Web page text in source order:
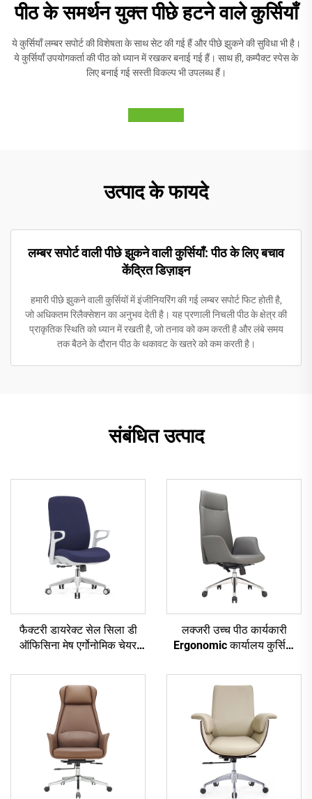
पीठ के समर्थन युक्त पीछे हटने वाले कुर्सियाँ
ये कुर्सियाँ लम्बर सपोर्ट की विशेषता के साथ सेट की गई हैं और पीछे झुकने की सुविधा भी है।
ये कुर्सियाँ उपयोगकर्ता की पीठ को ध्यान में रखकर बनाई गई हैं। साथ ही, कम्पैक्ट स्पेस के
लिए बनाई गई सस्ती विकल्प भी उपलब्ध हैं।
उत्पाद के फायदे
लम्बर सपोर्ट वाली पीछे झुकने वाली कुर्सियाँ: पीठ के लिए बचाव
केंद्रित डिज़ाइन
हमारी पीछे झुकने वाली कुर्सियों में इंजीनियरिंग की गई लम्बर सपोर्ट फिट होती है,
जो अधिकतम रिलैक्सेशन का अनुभव देती है। यह प्रणाली निचली पीठ के क्षेत्र की
प्राकृतिक स्थिति को ध्यान में रखती है, जो तनाव को कम करती है और लंबे समय
तक बैठने के दौरान पीठ के थकावट के खतरे को कम करती है।
संबंधित उत्पाद
फैक्टरी डायरेक्ट सेल सिला डी
ऑफिसिना मेष एर्गोनोमिक चेयर
के लिए मध्य बैक कंप्यूटर ऑफिस
चेयर
लक्जरी उच्च पीठ कार्यकारी
Ergonomic कार्यालय कुर्सियां
कार्यालय फर्नीचर कुर्सी